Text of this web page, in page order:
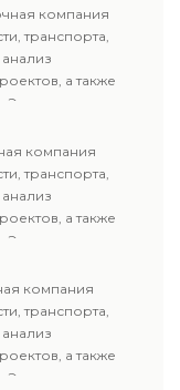
для
компания
транспорта,
а также
и
для
компания
транспорта,
а также
и
для
компания
транспорта,
а также